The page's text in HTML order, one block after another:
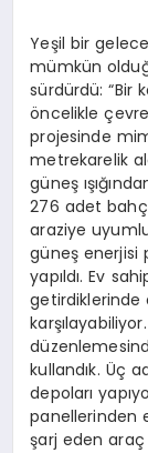
Yeşil bir
mümkün
sürdürdü: “Bir
öncelikle
projesinde
metrekarelik
güneş
276 adet
araziye
güneş enerjisi
yapıldı. Ev
getirdiklerinde
kullandık. Üç
depoları
panellerinden
şarj eden araç